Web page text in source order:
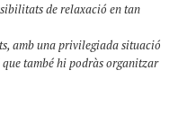
de relaxació en tan
amb una privilegiada situació
també hi podràs organitzar